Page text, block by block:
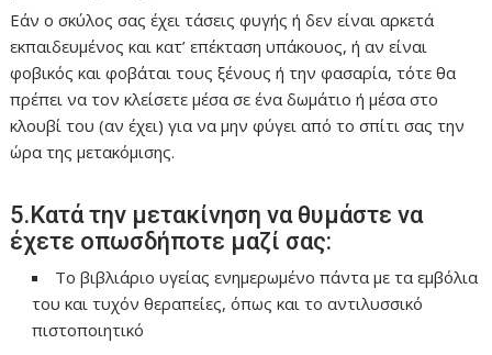
Εάν ο σκύλος σας έχει τάσεις φυγής ή δεν είναι αρκετά
εκπαιδευμένος και κατ’ επέκταση υπάκουος, ή αν είναι
φοβικός και φοβάται τους ξένους ή την φασαρία, τότε θα
πρέπει να τον κλείσετε μέσα σε ένα δωμάτιο ή μέσα στο
κλουβί του (αν έχει) για να μην φύγει από το σπίτι σας την
ώρα της μετακόμισης.
5.Κατά την μετακίνηση να θυμάστε να
έχετε οπωσδήποτε μαζί σας:
Το βιβλιάριο υγείας ενημερωμένο πάντα με τα εμβόλια
του και τυχόν θεραπείες, όπως και το αντιλυσσικό
πιστοποιητικό